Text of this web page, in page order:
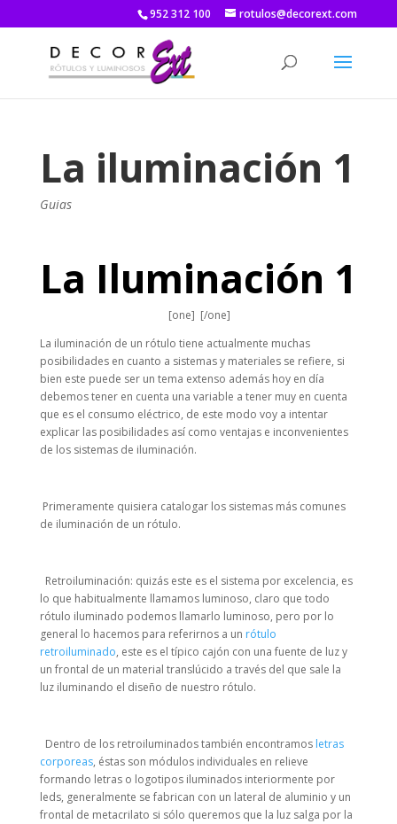
952 312 100 rotulos@decorext.com
La iluminación 1
Guias
La Iluminación 1
[one] [/one]
La iluminación de un rótulo tiene actualmente muchas
posibilidades en cuanto a sistemas y materiales se refiere, si
bien este puede ser un tema extenso además hoy en día
debemos tener en cuenta una variable a tener muy en cuenta
que es el consumo eléctrico, de este modo voy a intentar
explicar las posibilidades así como ventajas e inconvenientes
de los sistemas de iluminación.
Primeramente quisiera catalogar los sistemas más comunes
de iluminación de un rótulo.
Retroiluminación: quizás este es el sistema por excelencia, es
lo que habitualmente llamamos luminoso, claro que todo
rótulo iluminado podemos llamarlo luminoso, pero por lo
general lo hacemos para referirnos a un rótulo
retroiluminado, este es el típico cajón con una fuente de luz y
un frontal de un material translúcido a través del que sale la
luz iluminando el diseño de nuestro rótulo.
Dentro de los retroiluminados también encontramos letras
corporeas, éstas son módulos individuales en relieve
formando letras o logotipos iluminados interiormente por
leds, generalmente se fabrican con un lateral de aluminio y un
frontal de metacrilato si sólo queremos que la luz salga por la